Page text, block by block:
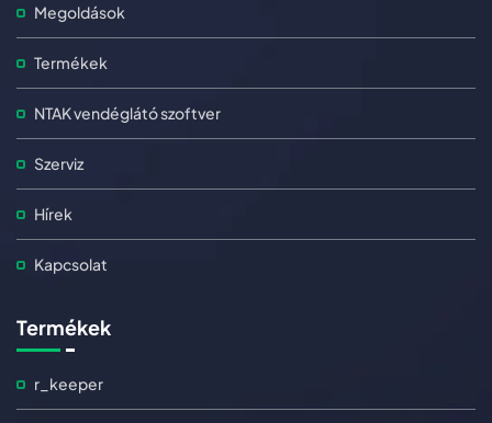
Megoldások
Termékek
NTAK vendéglátó szoftver
Szerviz
Hírek
Kapcsolat
Termékek
r_keeper